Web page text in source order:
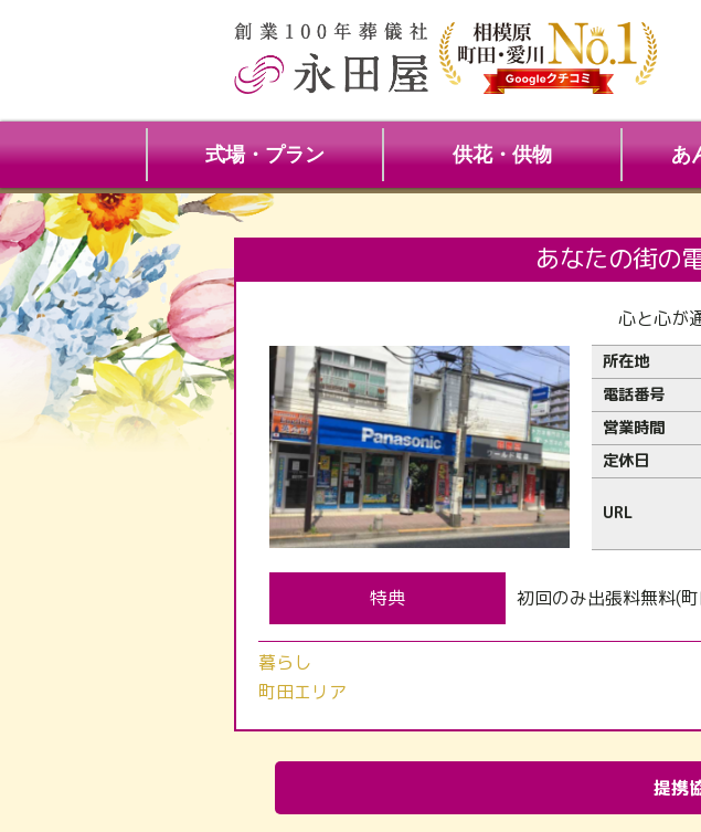
式場・プラン 供花・供物 あ
あなたの街の
心と心が
所在地
電話番号
営業時間
定休日
URL
特典 初回のみ出張料無料(
暮らし
町田エリア
提携